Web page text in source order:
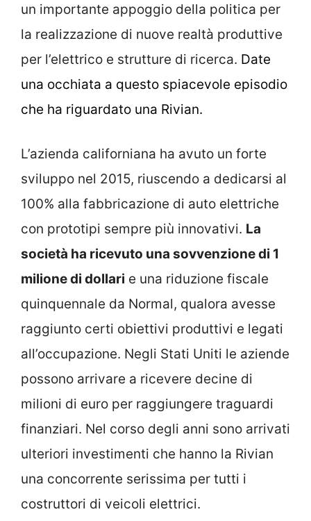
un importante appoggio della politica per
la realizzazione di nuove realtà produttive
per l’elettrico e strutture di ricerca. Date
una occhiata a questo spiacevole episodio
che ha riguardato una Rivian.
L’azienda californiana ha avuto un forte
sviluppo nel 2015, riuscendo a dedicarsi al
100% alla fabbricazione di auto elettriche
con prototipi sempre più innovativi. La
società ha ricevuto una sovvenzione di 1
milione di dollari e una riduzione fiscale
quinquennale da Normal, qualora avesse
raggiunto certi obiettivi produttivi e legati
all’occupazione. Negli Stati Uniti le aziende
possono arrivare a ricevere decine di
milioni di euro per raggiungere traguardi
finanziari. Nel corso degli anni sono arrivati
ulteriori investimenti che hanno la Rivian
una concorrente serissima per tutti i
costruttori di veicoli elettrici.